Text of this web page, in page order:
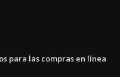
para las compras en línea